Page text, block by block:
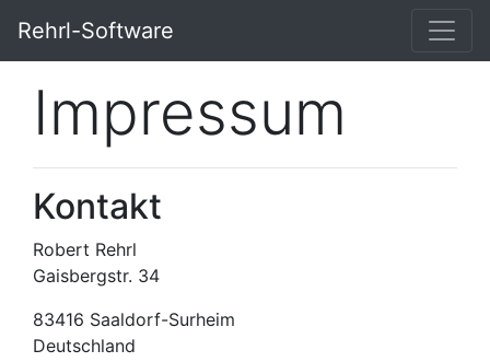
Rehrl-Software
Impressum
Kontakt
Robert Rehrl
Gaisbergstr. 34
83416 Saaldorf-Surheim
Deutschland